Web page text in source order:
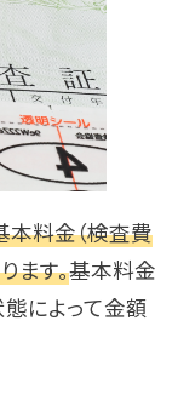
料金（検査費
ます。基本料金
によって金額